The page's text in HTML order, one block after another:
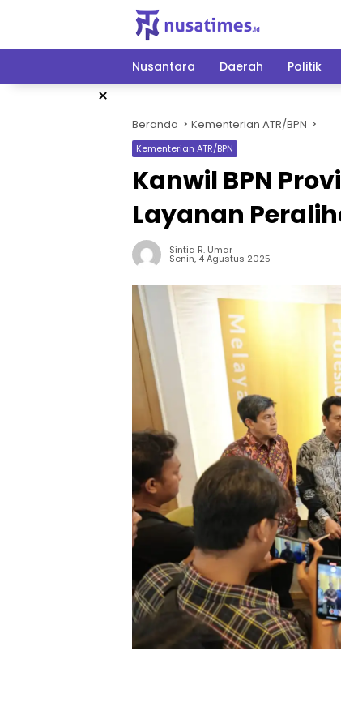
Nusantara Daerah Politik
×
Beranda Kementerian ATR/BPN
Kementerian ATR/BPN
Kanwil BPN
Layanan
Sintia R. Umar
Senin, 4 Agustus 2025